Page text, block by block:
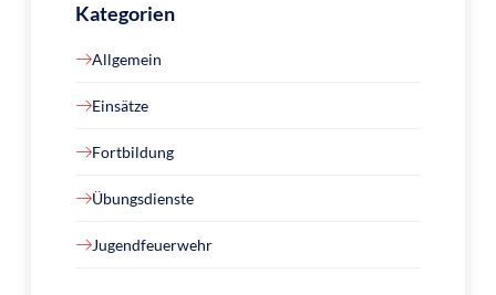
Kategorien
Allgemein
Einsätze
Fortbildung
Übungsdienste
Jugendfeuerwehr